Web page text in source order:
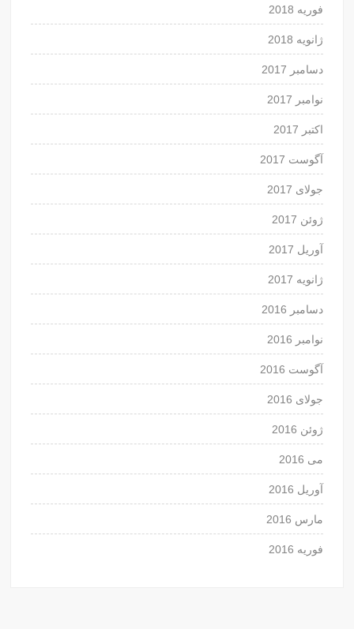
فوریه 2018
ژانویه 2018
دسامبر 2017
نوامبر 2017
اکتبر 2017
آگوست 2017
جولای 2017
ژوئن 2017
آوریل 2017
ژانویه 2017
دسامبر 2016
نوامبر 2016
آگوست 2016
جولای 2016
ژوئن 2016
می 2016
آوریل 2016
مارس 2016
فوریه 2016